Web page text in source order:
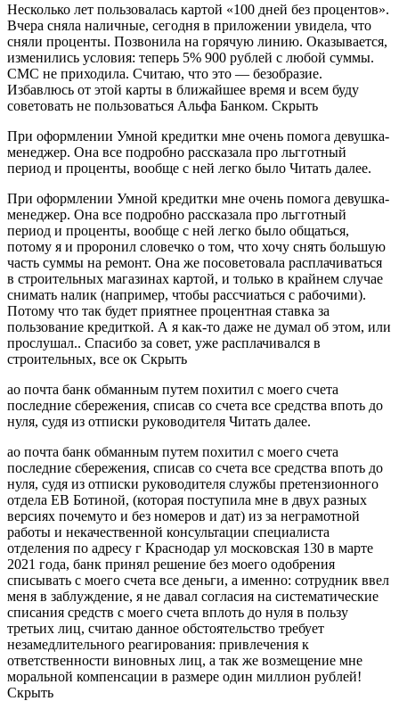
Несколько лет пользовалась картой «100 дней без процентов».
Вчера сняла наличные, сегодня в приложении увидела, что
сняли проценты. Позвонила на горячую линию. Оказывается,
изменились условия: теперь 5% 900 рублей с любой суммы.
СМС не приходила. Cчитаю, что это — безобразие.
Избавлюсь от этой карты в ближайшее время и всем буду
советовать не пользоваться Альфа Банком. Скрыть
При оформлении Умной кредитки мне очень помога девушка-
менеджер. Она все подробно рассказала про льгготный
период и проценты, вообще с ней легко было Читать далее.
При оформлении Умной кредитки мне очень помога девушка-
менеджер. Она все подробно рассказала про льгготный
период и проценты, вообще с ней легко было общаться,
потому я и проронил словечко о том, что хочу снять большую
часть суммы на ремонт. Она же посоветовала расплачиваться
в строительных магазинах картой, и только в крайнем случае
снимать налик (например, чтобы рассчиаться с рабочими).
Потому что так будет приятнее процентная ставка за
пользование кредиткой. А я как-то даже не думал об этом, или
прослушал.. Спасибо за совет, уже расплачивался в
строительных, все ок Скрыть
ао почта банк обманным путем похитил с моего счета
последние сбережения, списав со счета все средства впоть до
нуля, судя из отписки руководителя Читать далее.
ао почта банк обманным путем похитил с моего счета
последние сбережения, списав со счета все средства впоть до
нуля, судя из отписки руководителя службы претензионного
отдела ЕВ Ботиной, (которая поступила мне в двух разных
версиях почемуто и без номеров и дат) из за неграмотной
работы и некачественной консультации специалиста
отделения по адресу г Краснодар ул московская 130 в марте
2021 года, банк принял решение без моего одобрения
списывать с моего счета все деньги, а именно: сотрудник ввел
меня в заблуждение, я не давал согласия на систематические
списания средств с моего счета вплоть до нуля в пользу
третьих лиц, считаю данное обстоятельство требует
незамедлительного реагирования: привлечения к
ответственности виновных лиц, а так же возмещение мне
моральной компенсации в размере один миллион рублей!
Скрыть